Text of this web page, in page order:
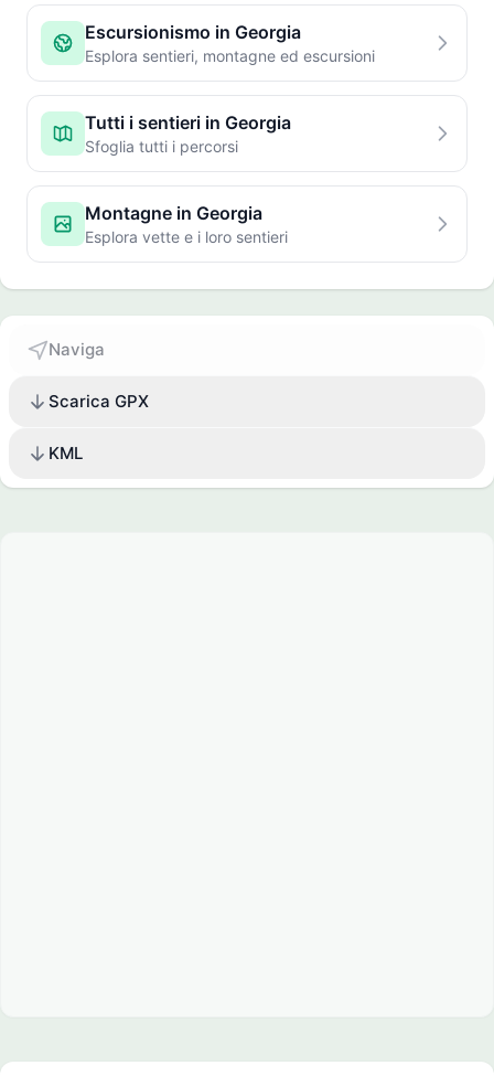
Escursionismo in Georgia
Esplora sentieri, montagne ed escursioni
Tutti i sentieri in Georgia
Sfoglia tutti i percorsi
Montagne in Georgia
Esplora vette e i loro sentieri
Naviga
Scarica GPX
KML